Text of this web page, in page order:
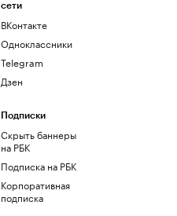
сети
ВКонтакте
Одноклассники
Telegram
Дзен
Подписки
Скрыть баннеры
на РБК
Подписка на РБК
Корпоративная
подписка